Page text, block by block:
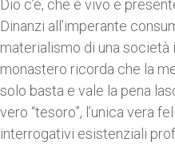
Dio c’è, che è vivo e
Dinanzi all’imperante
materialismo di una società
monastero ricorda che la
solo basta e vale la pena
vero “tesoro”, l’unica vera
interrogativi esistenziali